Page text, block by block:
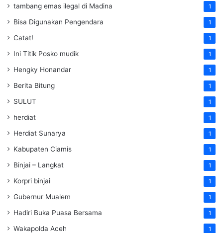
tambang emas ilegal di Madina 1
Bisa Digunakan Pengendara 1
Catat! 1
Ini Titik Posko mudik 1
Hengky Honandar 1
Berita Bitung 1
SULUT 1
herdiat 1
Herdiat Sunarya 1
Kabupaten Ciamis 1
Binjai – Langkat 1
Korpri binjai 1
Gubernur Mualem 1
Hadiri Buka Puasa Bersama 1
Wakapolda Aceh 1